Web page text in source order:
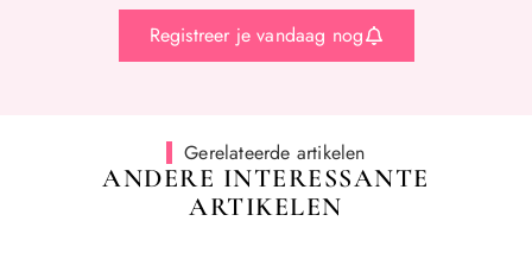
Registreer je vandaag nog
Gerelateerde artikelen
ANDERE INTERESSANTE
ARTIKELEN